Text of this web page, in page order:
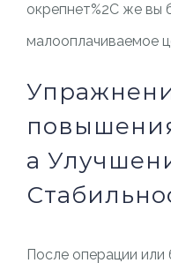
окрепнет%2C же вы
малооплачиваемое
а
После операции или